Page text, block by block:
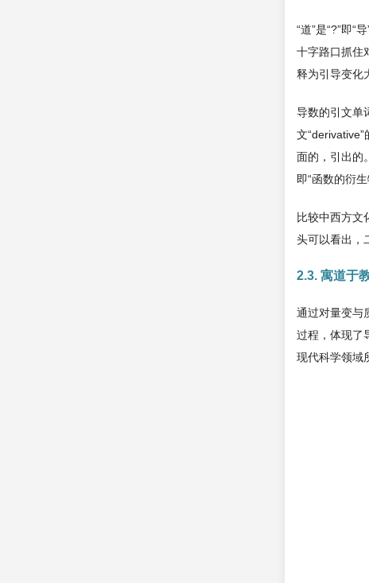
“道”是“?”即“
十字路口抓住
释为引导变化
导数的引文单
文“derivative”
面的，引出的
即“函数的衍生
比较中西方文
头可以看出，
2.3. 寓道于
通过对量变与
过程，体现了
现代科学领域